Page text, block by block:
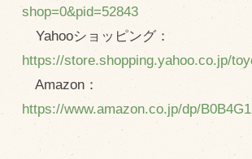
shop=0&pid=52843
Yahooショッピング：
https://store.shopping.yahoo.co.jp/
Amazon：
https://www.amazon.co.jp/dp/